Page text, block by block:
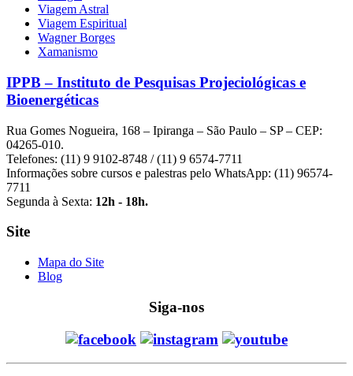
Viagem Astral
Viagem Espiritual
Wagner Borges
Xamanismo
IPPB – Instituto de Pesquisas Projeciológicas e
Bioenergéticas
Rua Gomes Nogueira, 168 – Ipiranga – São Paulo – SP – CEP:
04265-010.
Telefones: (11) 9 9102-8748 / (11) 9 6574-7711
Informações sobre cursos e palestras pelo WhatsApp: (11) 96574-
7711
Segunda à Sexta: 12h - 18h.
Site
Mapa do Site
Blog
Siga-nos